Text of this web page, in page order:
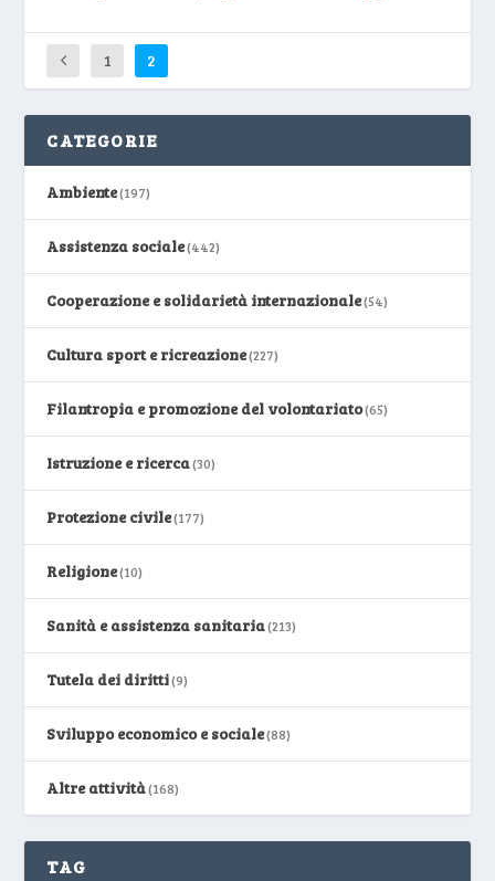
1 2
CATEGORIE
Ambiente(197)
Assistenza sociale(442)
Cooperazione e solidarietà internazionale(54)
Cultura sport e ricreazione(227)
Filantropia e promozione del volontariato(65)
Istruzione e ricerca(30)
Protezione civile(177)
Religione(10)
Sanità e assistenza sanitaria(213)
Tutela dei diritti(9)
Sviluppo economico e sociale(88)
Altre attività(168)
TAG